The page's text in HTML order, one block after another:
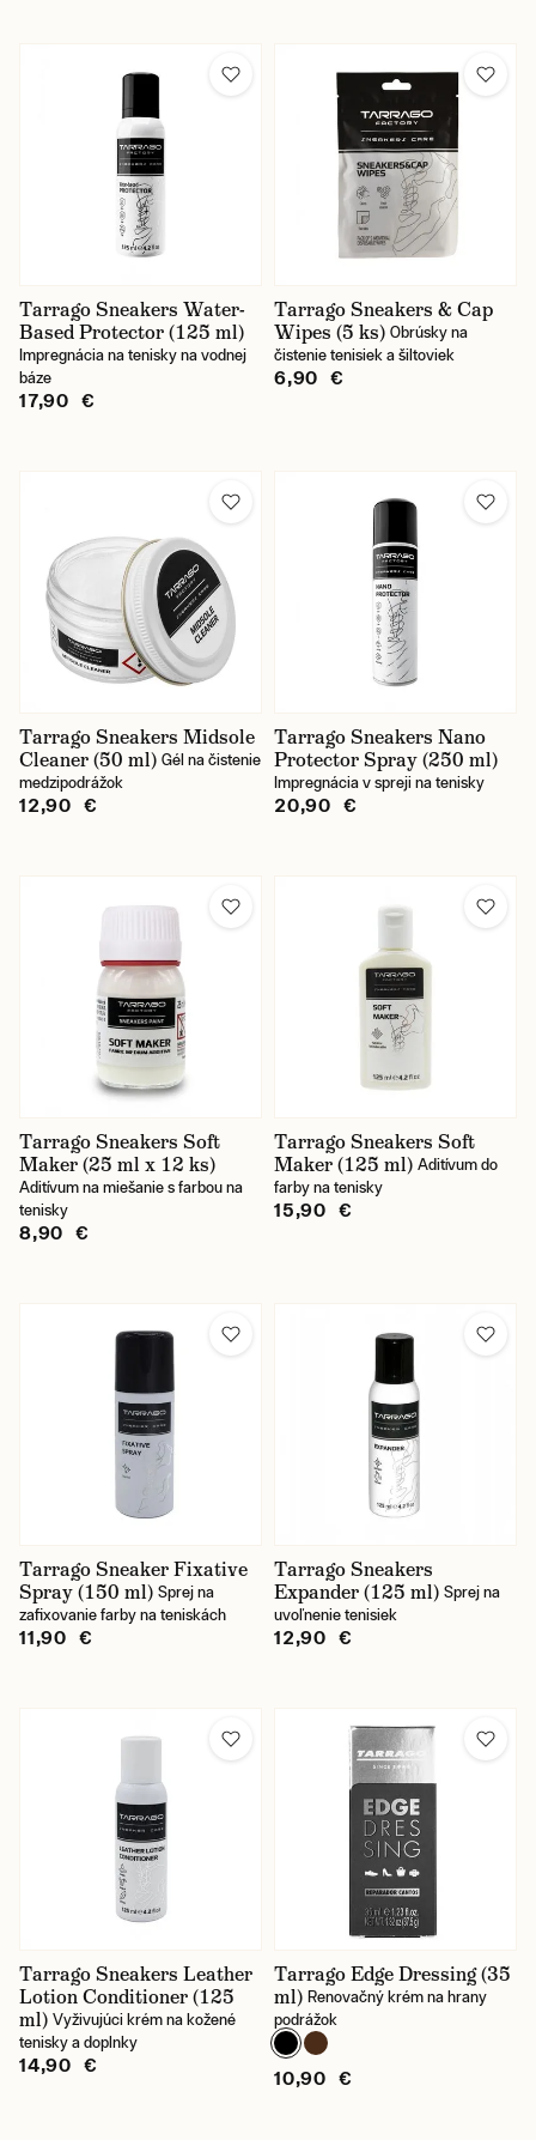
Tarrago Sneakers Water-
Based Protector (125 ml)
Impregnácia na tenisky na vodnej
báze
17,90 €
Tarrago Sneakers & Cap
Wipes (5 ks) Obrúsky na
čistenie tenisiek a šiltoviek
6,90 €
Tarrago Sneakers Midsole
Cleaner (50 ml) Gél na čistenie
medzipodrážok
12,90 €
Tarrago Sneakers Nano
Protector Spray (250 ml)
Impregnácia v spreji na tenisky
20,90 €
Tarrago Sneakers Soft
Maker (25 ml x 12 ks)
Aditívum na miešanie s farbou na
tenisky
8,90 €
Tarrago Sneakers Soft
Maker (125 ml) Aditívum do
farby na tenisky
15,90 €
Tarrago Sneaker Fixative
Spray (150 ml) Sprej na
zafixovanie farby na teniskách
11,90 €
Tarrago Sneakers
Expander (125 ml) Sprej na
uvoľnenie tenisiek
12,90 €
Tarrago Sneakers Leather
Lotion Conditioner (125
ml) Vyživujúci krém na kožené
tenisky a doplnky
14,90 €
Tarrago Edge Dressing (35
ml) Renovačný krém na hrany
podrážok
10,90 €